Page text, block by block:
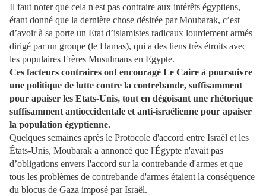
Il faut noter que cela n'est pas contraire aux intérêts égyptiens,
étant donné que la dernière chose désirée par Moubarak, c’est
d’avoir à sa porte un Etat d’islamistes radicaux lourdement armés
dirigé par un groupe (le Hamas), qui a des liens très étroits avec
les populaires Frères Musulmans en Egypte.
Ces facteurs contraires ont encouragé Le Caire à poursuivre
une politique de lutte contre la contrebande, suffisamment
pour apaiser les Etats-Unis, tout en dégoisant une rhétorique
suffisamment antioccidentale et anti-israélienne pour apaiser
la population égyptienne.
Quelques semaines après le Protocole d'accord entre Israël et les
États-Unis, Moubarak a annoncé que l'Égypte n'avait pas
d’obligations envers l'accord sur la contrebande d'armes et que
tous les problèmes de contrebande d'armes étaient la conséquence
du blocus de Gaza imposé par Israël.